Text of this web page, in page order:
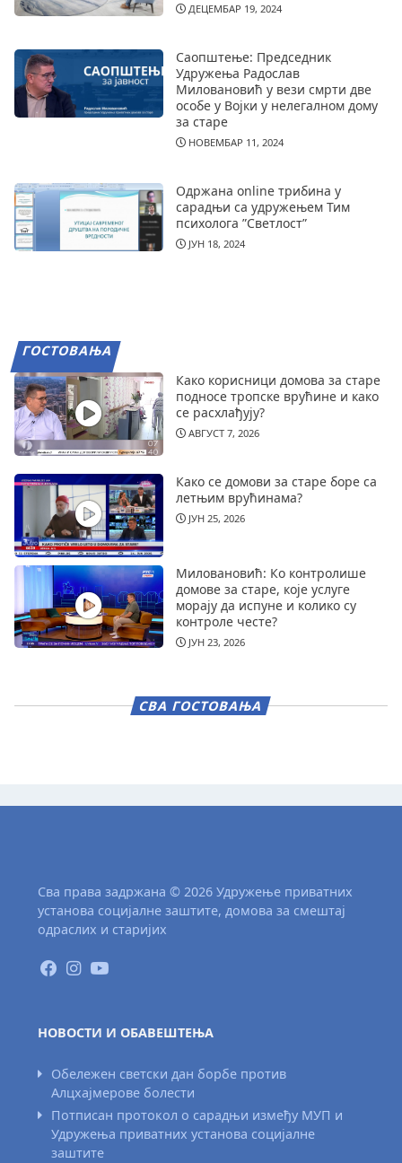
ДЕЦЕМБАР 19, 2024
Саопштење: Председник
Удружења Радослав
Миловановић у вези смрти две
особе у Војки у нелегалном дому
за старе
НОВЕМБАР 11, 2024
Одржана online трибина у
сарадњи са удружењем Тим
психолога ”Светлост”
ЈУН 18, 2024
ГОСТОВАЊА
Како корисници домова за старе
подносе тропске врућине и како
се расхлађују?
АВГУСТ 7, 2026
Како се домови за старе боре са
летњим врућинама?
ЈУН 25, 2026
Миловановић: Ко контролише
домове за старе, које услуге
морају да испуне и колико су
контроле честе?
ЈУН 23, 2026
СВА ГОСТОВАЊА
Сва права задржана © 2026 Удружење приватних
установа социјалне заштите, домова за смештај
одраслих и старијих
НОВОСТИ И ОБАВЕШТЕЊА
Обележен светски дан борбе против
Алцхајмерове болести
Потписан протокол о сарадњи између МУП и
Удружења приватних установа социјалне
заштите